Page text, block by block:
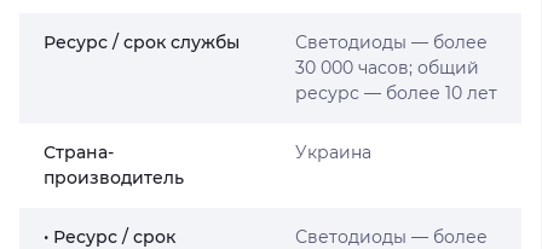
Ресурс / срок службы
Светодиоды — более
30 000 часов; общий
ресурс — более 10 лет
Страна-
производитель
Украина
• Ресурс / срок
Светодиоды — более